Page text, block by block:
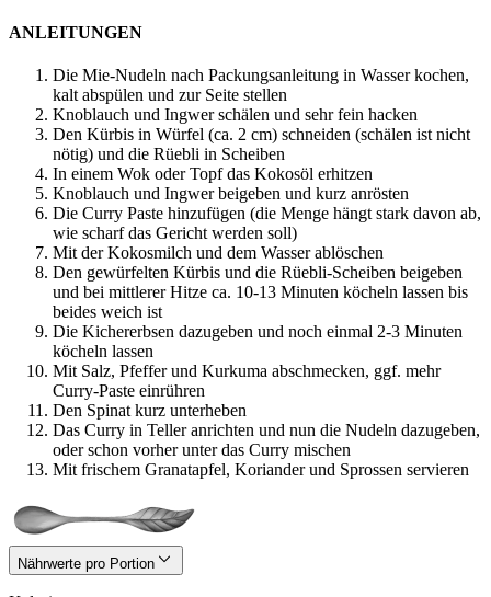
ANLEITUNGEN
Die Mie-Nudeln nach Packungsanleitung in Wasser kochen,
kalt abspülen und zur Seite stellen
Knoblauch und Ingwer schälen und sehr fein hacken
Den Kürbis in Würfel (ca. 2 cm) schneiden (schälen ist nicht
nötig) und die Rüebli in Scheiben
In einem Wok oder Topf das Kokosöl erhitzen
Knoblauch und Ingwer beigeben und kurz anrösten
Die Curry Paste hinzufügen (die Menge hängt stark davon ab,
wie scharf das Gericht werden soll)
Mit der Kokosmilch und dem Wasser ablöschen
Den gewürfelten Kürbis und die Rüebli-Scheiben beigeben
und bei mittlerer Hitze ca. 10-13 Minuten köcheln lassen bis
beides weich ist
Die Kichererbsen dazugeben und noch einmal 2-3 Minuten
köcheln lassen
Mit Salz, Pfeffer und Kurkuma abschmecken, ggf. mehr
Curry-Paste einrühren
Den Spinat kurz unterheben
Das Curry in Teller anrichten und nun die Nudeln dazugeben,
oder schon vorher unter das Curry mischen
Mit frischem Granatapfel, Koriander und Sprossen servieren
Nährwerte pro Portion